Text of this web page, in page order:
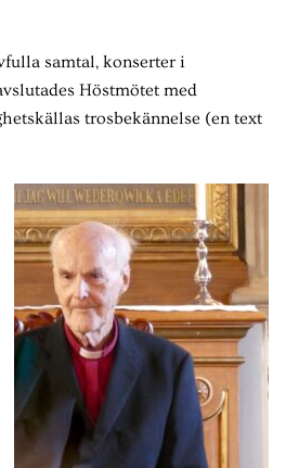
samtal, konserter i
Höstmötet med
trosbekännelse (en text